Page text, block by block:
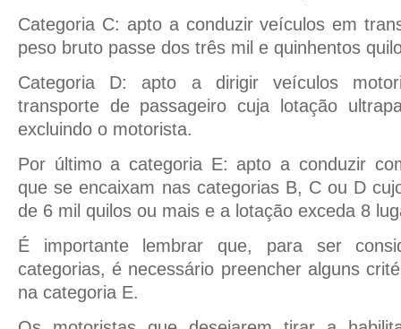
Categoria C: apto a conduzir veículos em
peso bruto passe dos três mil e quinhentos
Categoria D: apto a dirigir veículos
transporte de passageiro cuja lotação
excluindo o motorista.
Por último a categoria E: apto a conduzir
que se encaixam nas categorias B, C ou D
de 6 mil quilos ou mais e a lotação exceda 8
É importante lembrar que, para ser
categorias, é necessário preencher alguns
na categoria E.